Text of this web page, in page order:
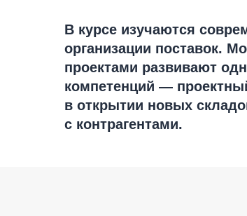
В курсе изучаются
организации поставок.
проектами развивают
компетенций —
в открытии новых
с контрагентами.